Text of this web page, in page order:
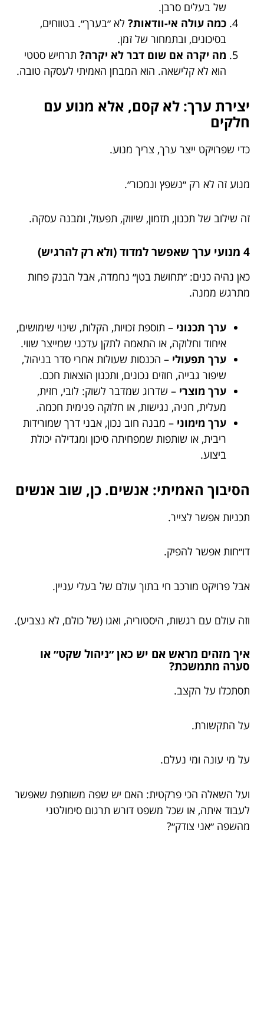
של בעלים סרבן.
כמה עולה אי-וודאות? לא ״בערך״. בטווחים,
בסיכונים, ובתמחור של זמן.
מה יקרה אם שום דבר לא יקרה? תרחיש סטטי
הוא לא קלישאה. הוא המבחן האמיתי לעסקה טובה.
יצירת ערך: לא קסם, אלא מנוע עם
חלקים
כדי שפרויקט ייצר ערך, צריך מנוע.
מנוע זה לא רק ״נשפץ ונמכור״.
זה שילוב של תכנון, תזמון, שיווק, תפעול, ומבנה עסקה.
4 מנועי ערך שאפשר למדוד (ולא רק להרגיש)
כאן נהיה כנים: ״תחושת בטן״ נחמדה, אבל הבנק פחות
מתרגש ממנה.
ערך תכנוני – תוספת זכויות, הקלות, שינוי שימושים,
איחוד וחלוקה, או התאמה לתקן עדכני שמייצר שווי.
ערך תפעולי – הכנסות שעולות אחרי סדר בניהול,
שיפור גבייה, חוזים נכונים, ותכנון הוצאות חכם.
ערך מוצרי – שדרוג שמדבר לשוק: לובי, חזית,
מעלית, חניה, נגישות, או חלוקה פנימית חכמה.
ערך מימוני – מבנה חוב נכון, אבני דרך שמורידות
ריבית, או שותפות שמפחיתה סיכון ומגדילה יכולת
ביצוע.
הסיבוך האמיתי: אנשים. כן, שוב אנשים
תכניות אפשר לצייר.
דו״חות אפשר להפיק.
אבל פרויקט מורכב חי בתוך עולם של בעלי עניין.
וזה עולם עם רגשות, היסטוריה, ואגו (של כולם, לא נצביע).
איך מזהים מראש אם יש כאן ״ניהול שקט״ או
סערה מתמשכת?
תסתכלו על הקצב.
על התקשורת.
על מי עונה ומי נעלם.
ועל השאלה הכי פרקטית: האם יש שפה משותפת שאפשר
לעבוד איתה, או שכל משפט דורש תרגום סימולטני
מהשפה ״אני צודק״?